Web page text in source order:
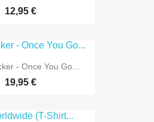
12,95 €
- Once You Go...
19,95 €